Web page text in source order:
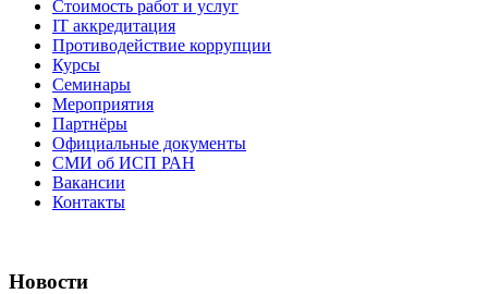
Стоимость работ и услуг
IT аккредитация
Противодействие коррупции
Курсы
Семинары
Мероприятия
Партнёры
Официальные документы
СМИ об ИСП РАН
Вакансии
Контакты
Новости